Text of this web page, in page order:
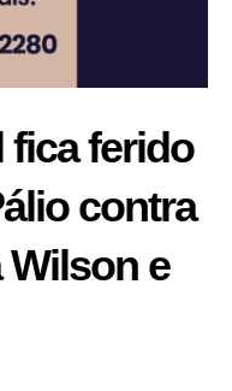
fica ferido
contra
e